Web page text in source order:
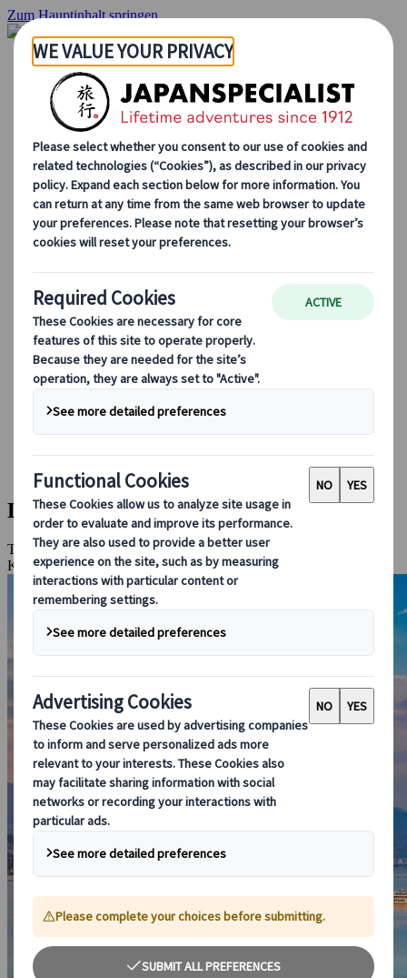
Zum Hauptinhalt springen
Startseite
Rundreisen
Individuelle Reisen
Gruppenreisen
Selbstfahrerreisen
Ausflüge
Massgeschneiderte Gruppenreisen
Japan Rail Pass
Wie wir arbeiten
Über uns
Treffen Sie unser Team
Werden Sie Teil unseres Teams
Saisonale Reisetipps
Highlights des Reiseziels
Kulturelle Einblicke
Kulinarische Erlebnisse
Entdecke Japan mit dem Zug
Häufig gestellte Fragen
Wichtige Informationen
Etikette in Japan
Autofahren in Japan
Bei uns buchen
Japan Rail Pass
Unterkunft
Online-Beratung
Die grosse Tour
Tokio, Miyajima, Hiroshima, Izu-Kogen, Kyoto, Takayama,
Kanazawa, Nara